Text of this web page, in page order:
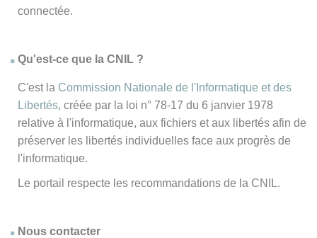
connectée.
Qu'est-ce que la CNIL ?
C'est la Commission Nationale de l'Informatique et des
Libertés, créée par la loi n° 78-17 du 6 janvier 1978
relative à l'informatique, aux fichiers et aux libertés afin de
préserver les libertés individuelles face aux progrès de
l'informatique.
Le portail respecte les recommandations de la CNIL.
Nous contacter